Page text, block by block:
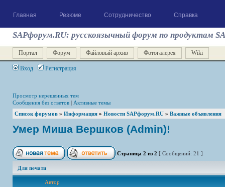
Главная Резюме Сотрудничество Справка
SAPфорум.RU: русскоязычный форум по продуктам
Портал Форум Файловый архив Фотогалерея Wiki
Вход Регистрация
Просмотр нерешенных тем
Сообщения без ответов | Активные темы
Список форумов » Информация » Новости SAPфорум.RU » Важные объявления
Умер Миша Вершков (Admin)!
Страница 2 из 2 [ Сообщений: 21 ]
Для печати
Автор